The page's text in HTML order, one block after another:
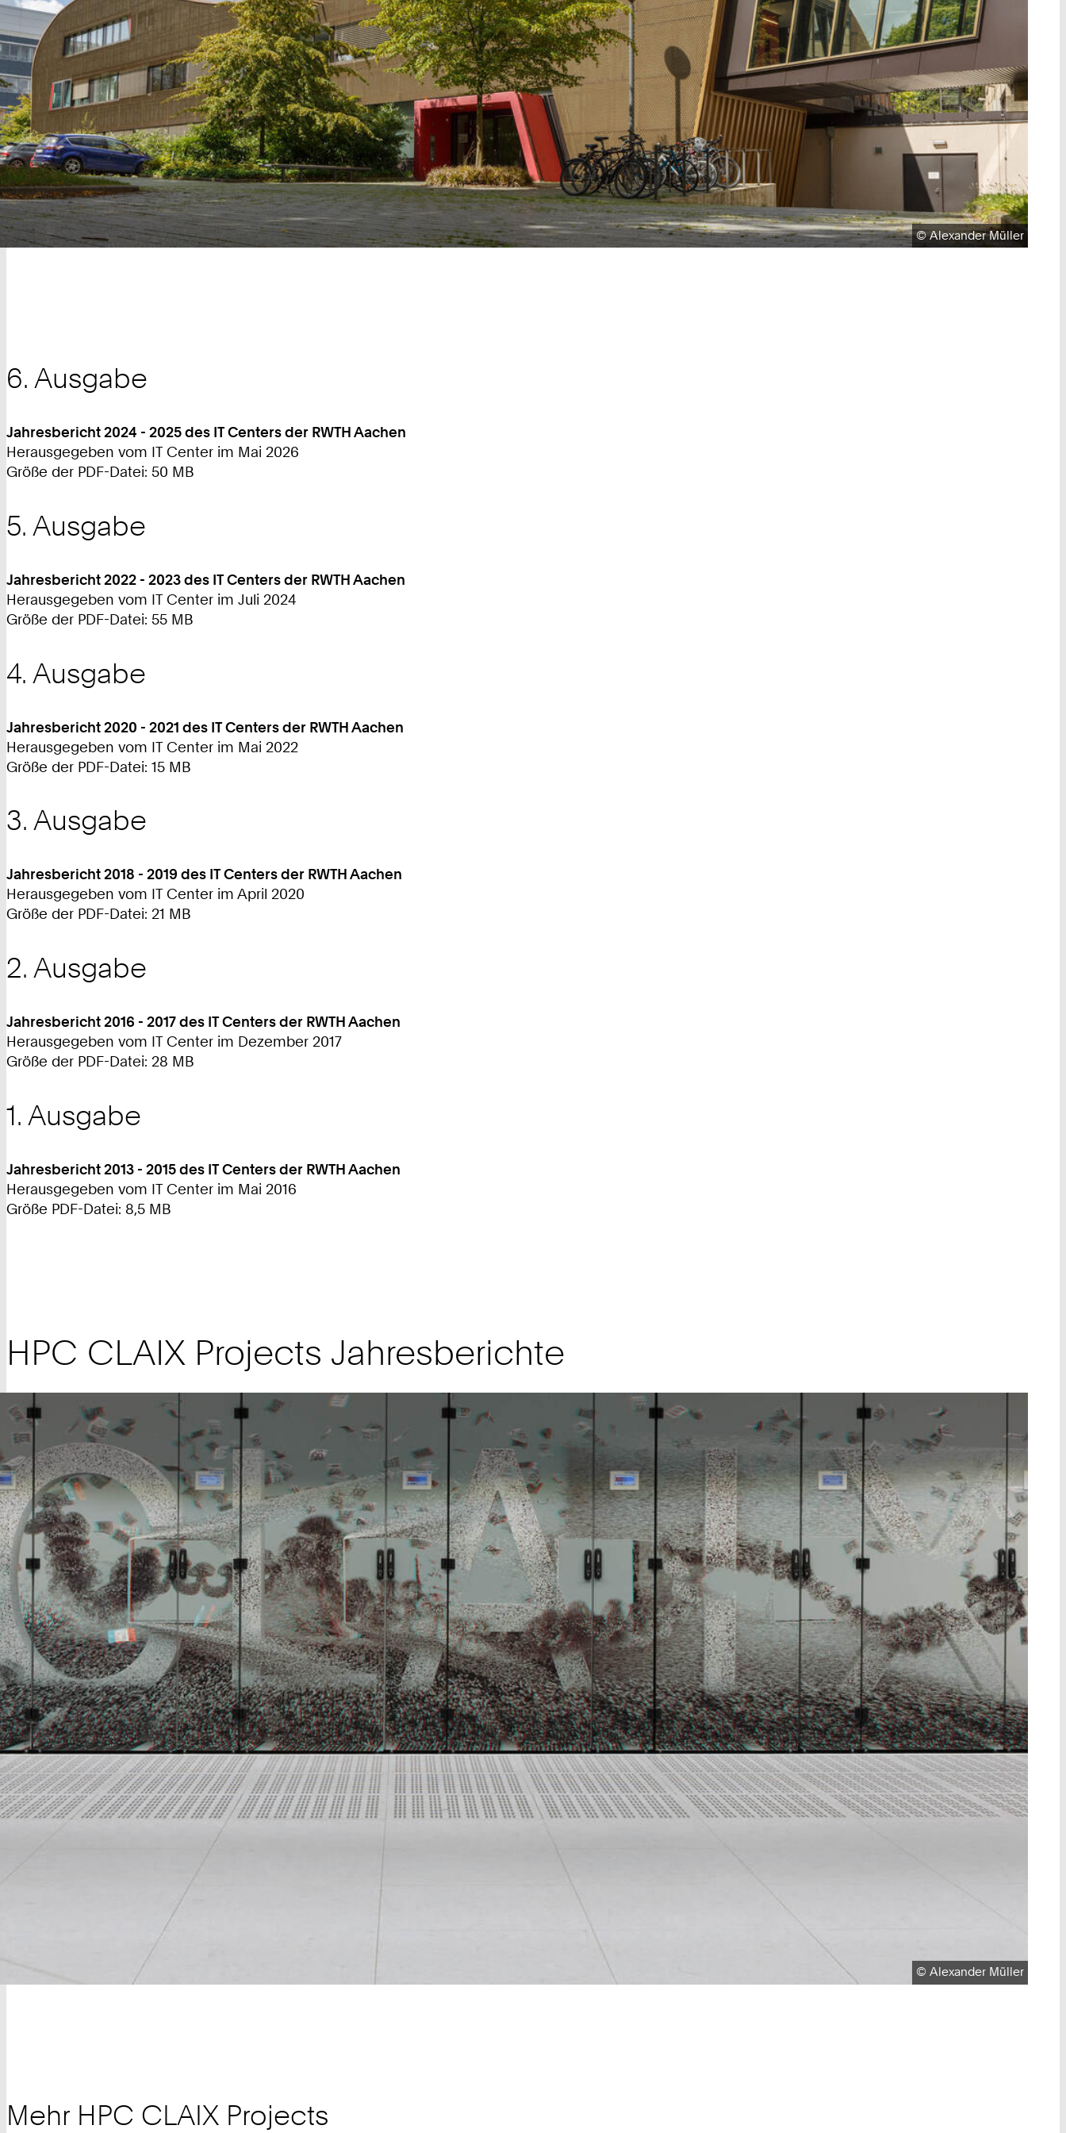
Urheberrecht:
©Alexander Müller
6. Ausgabe
Jahresbericht 2024 - 2025 des IT Centers der RWTH Aachen
Herausgegeben vom IT Center im Mai 2026
Größe der PDF-Datei: 50 MB
5. Ausgabe
Jahresbericht 2022 - 2023 des IT Centers der RWTH Aachen
Herausgegeben vom IT Center im Juli 2024
Größe der PDF-Datei: 55 MB
4. Ausgabe
Jahresbericht 2020 - 2021 des IT Centers der RWTH Aachen
Herausgegeben vom IT Center im Mai 2022
Größe der PDF-Datei: 15 MB
3. Ausgabe
Jahresbericht 2018 - 2019 des IT Centers der RWTH Aachen
Herausgegeben vom IT Center im April 2020
Größe der PDF-Datei: 21 MB
2. Ausgabe
Jahresbericht 2016 - 2017 des IT Centers der RWTH Aachen
Herausgegeben vom IT Center im Dezember 2017
Größe der PDF-Datei: 28 MB
1. Ausgabe
Jahresbericht 2013 - 2015 des IT Centers der RWTH Aachen
Herausgegeben vom IT Center im Mai 2016
Größe PDF-Datei: 8,5 MB
HPC CLAIX Projects Jahresberichte
Urheberrecht:
©Alexander Müller
Mehr HPC CLAIX Projects